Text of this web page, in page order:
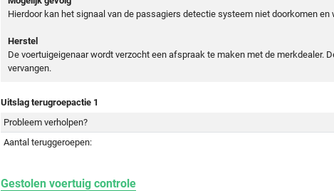
Hierdoor kan het signaal van de passagiers detectie systeem niet doorkomen en
Herstel
De voertuigeigenaar wordt verzocht een afspraak te maken met de merkdealer.
vervangen.
Uitslag terugroepactie 1
Probleem verholpen?
Aantal teruggeroepen:
Gestolen voertuig controle